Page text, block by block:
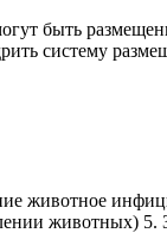
быть
систему
животное
животных) 5.